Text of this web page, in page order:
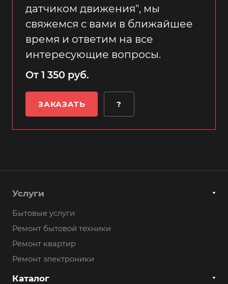
датчиком движения", мы
свяжемся с вами в ближайшее
время и ответим на все
интересующие вопросы.
От 1 350 руб.
ЗАКАЗАТЬ ?
Услуги
Бытовые услуги
Ремонт бытовой техники
Ремонт квартир
Ремонт электроники
Каталог